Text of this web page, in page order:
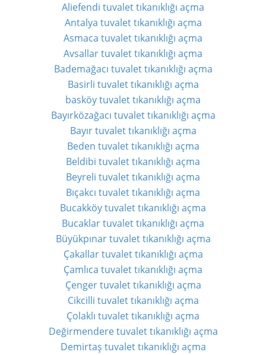
Aliefendi tuvalet tıkanıklığı açma
Antalya tuvalet tıkanıklığı açma
Asmaca tuvalet tıkanıklığı açma
Avsallar tuvalet tıkanıklığı açma
Bademağacı tuvalet tıkanıklığı açma
Basirli tuvalet tıkanıklığı açma
basköy tuvalet tıkanıklığı açma
Bayırközağacı tuvalet tıkanıklığı açma
Bayır tuvalet tıkanıklığı açma
Beden tuvalet tıkanıklığı açma
Beldibi tuvalet tıkanıklığı açma
Beyreli tuvalet tıkanıklığı açma
Bıçakcı tuvalet tıkanıklığı açma
Bucakköy tuvalet tıkanıklığı açma
Bucaklar tuvalet tıkanıklığı açma
Büyükpınar tuvalet tıkanıklığı açma
Çakallar tuvalet tıkanıklığı açma
Çamlıca tuvalet tıkanıklığı açma
Çenger tuvalet tıkanıklığı açma
Cikcilli tuvalet tıkanıklığı açma
Çolaklı tuvalet tıkanıklığı açma
Değirmendere tuvalet tıkanıklığı açma
Demirtaş tuvalet tıkanıklığı açma